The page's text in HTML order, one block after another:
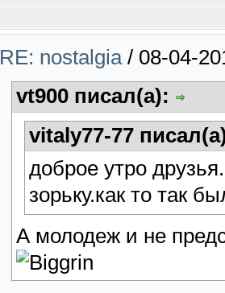
RE: nostalgia / 08-04-
vt900 писал(а):
vitaly77-77
доброе утро
зорьку.как то так
А молодеж и не